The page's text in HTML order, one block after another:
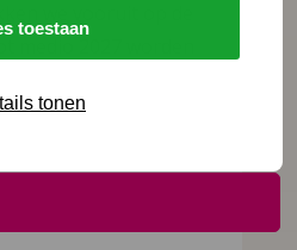
toestaan
tonen